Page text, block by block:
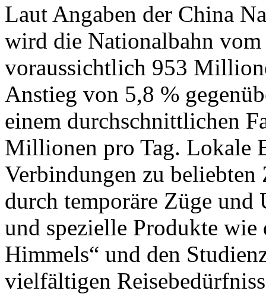
Laut Angaben der China
wird die Nationalbahn
voraussichtlich 953
Anstieg von 5,8 %
einem durchschnittlichen
Millionen pro Tag. Lokale
Verbindungen zu
durch temporäre Züge
und spezielle Produkte wie
Himmels“ und den
vielfältigen